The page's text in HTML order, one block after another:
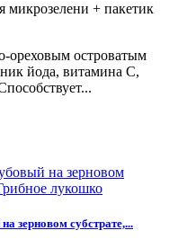
микрозелени + пакетик
ореховым островатым
йода, витамина С,
зерновом субстрате,...